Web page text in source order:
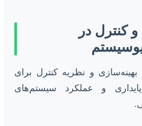
و کنترل در
بهینه‌سازی و نظریه کنترل برای
و عملکرد سیستم‌های